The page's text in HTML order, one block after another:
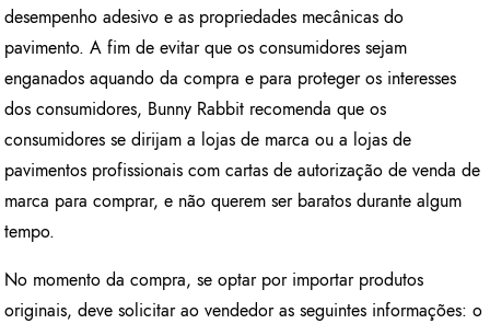
desempenho adesivo e as propriedades mecânicas do
pavimento. A fim de evitar que os consumidores sejam
enganados aquando da compra e para proteger os interesses
dos consumidores, Bunny Rabbit recomenda que os
consumidores se dirijam a lojas de marca ou a lojas de
pavimentos profissionais com cartas de autorização de venda de
marca para comprar, e não querem ser baratos durante algum
tempo.
No momento da compra, se optar por importar produtos
originais, deve solicitar ao vendedor as seguintes informações: o